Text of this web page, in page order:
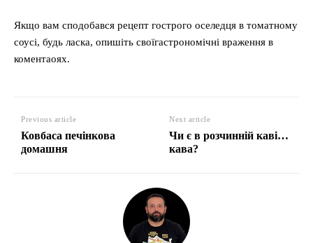
Якщо вам сподобався рецепт гострого оселедця в томатному
соусі, будь ласка, опишіть своїгастрономічні враження в
коментаоях.
Previous article
Ковбаса печінкова
домашня
Next article
Чи є в розчинній каві…
кава?